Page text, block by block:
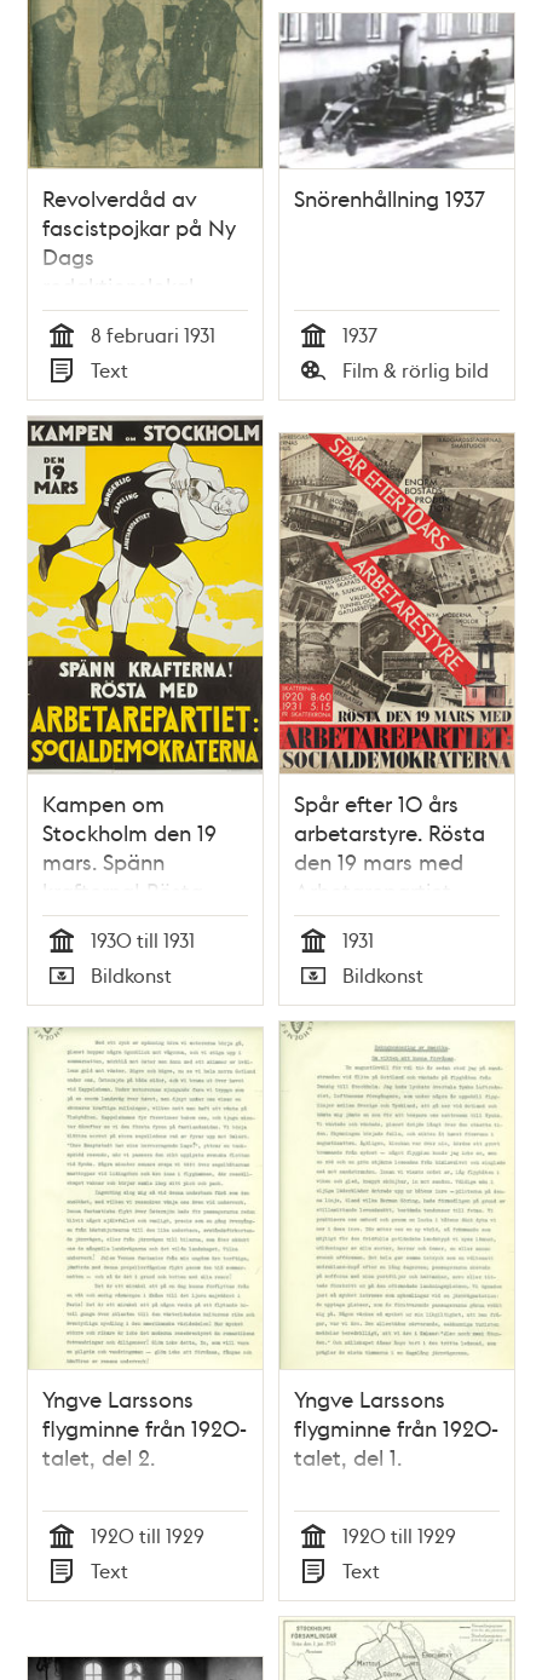
Revolverdåd av
fascistpojkar på Ny
Dags
redaktionslokal.
Sillén skulle slås i
bojor
Tid
8 februari 1931
Typ
Text
Snörenhållning 1937
Tid
1937
Typ
Film & rörlig bild
Kampen om
Stockholm den 19
mars. Spänn
krafterna! Rösta
med
Arbetarepartiet
Socialdemokraterna.
[Valaffisch]
Tid
1930 till 1931
Typ
Bildkonst
Spår efter 10 års
arbetarstyre. Rösta
den 19 mars med
Arbetarepartiet
Socialdemokraterna.
[Valaffisch]
Tid
1931
Typ
Bildkonst
Yngve Larssons
flygminne från 1920-
talet, del 2.
Tid
1920 till 1929
Typ
Text
Yngve Larssons
flygminne från 1920-
talet, del 1.
Tid
1920 till 1929
Typ
Text